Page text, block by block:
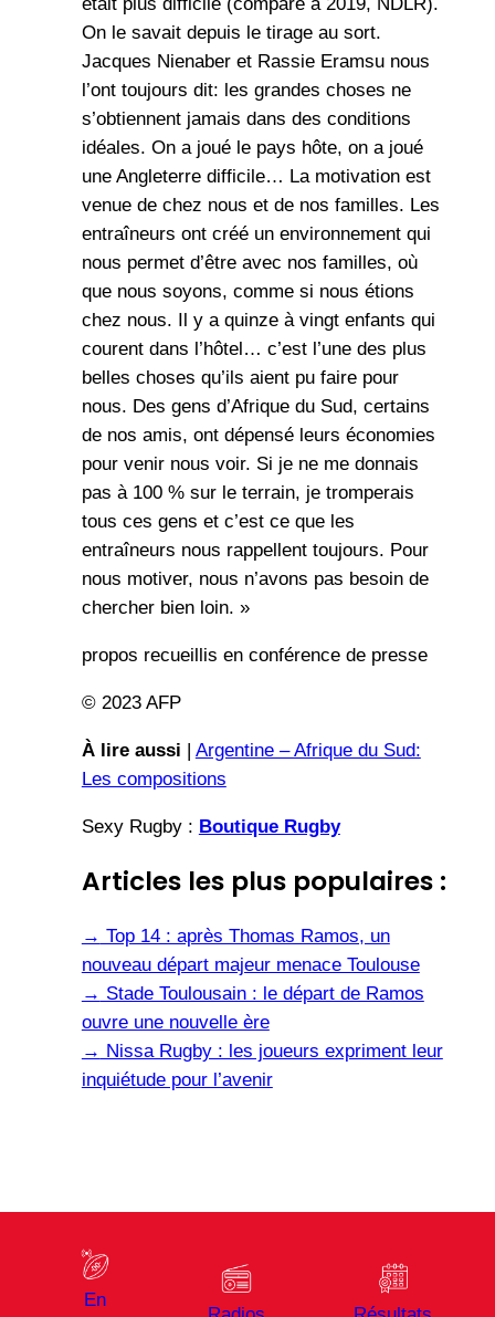
était plus difficile (comparé à 2019, NDLR).
On le savait depuis le tirage au sort.
Jacques Nienaber et Rassie Eramsu nous
l’ont toujours dit: les grandes choses ne
s’obtiennent jamais dans des conditions
idéales. On a joué le pays hôte, on a joué
une Angleterre difficile… La motivation est
venue de chez nous et de nos familles. Les
entraîneurs ont créé un environnement qui
nous permet d’être avec nos familles, où
que nous soyons, comme si nous étions
chez nous. Il y a quinze à vingt enfants qui
courent dans l’hôtel… c’est l’une des plus
belles choses qu’ils aient pu faire pour
nous. Des gens d’Afrique du Sud, certains
de nos amis, ont dépensé leurs économies
pour venir nous voir. Si je ne me donnais
pas à 100 % sur le terrain, je tromperais
tous ces gens et c’est ce que les
entraîneurs nous rappellent toujours. Pour
nous motiver, nous n’avons pas besoin de
chercher bien loin. »
propos recueillis en conférence de presse
© 2023 AFP
À lire aussi | Argentine – Afrique du Sud:
Les compositions
Sexy Rugby : Boutique Rugby
Articles les plus populaires :
→ Top 14 : après Thomas Ramos, un
nouveau départ majeur menace Toulouse
→ Stade Toulousain : le départ de Ramos
ouvre une nouvelle ère
→ Nissa Rugby : les joueurs expriment leur
inquiétude pour l’avenir
En